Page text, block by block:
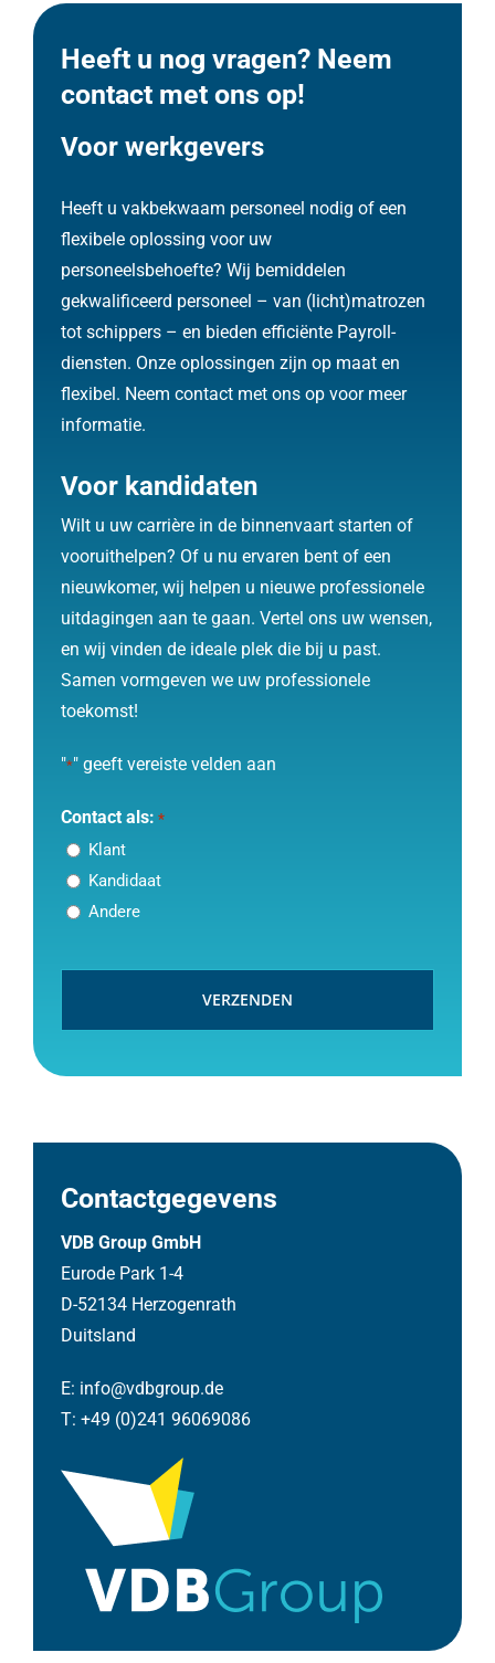
Heeft u nog vragen? Neem
contact met ons op!
Voor werkgevers
Heeft u vakbekwaam personeel nodig of een
flexibele oplossing voor uw
personeelsbehoefte? Wij bemiddelen
gekwalificeerd personeel – van (licht)matrozen
tot schippers – en bieden efficiënte Payroll-
diensten. Onze oplossingen zijn op maat en
flexibel. Neem contact met ons op voor meer
informatie.
Voor kandidaten
Wilt u uw carrière in de binnenvaart starten of
vooruithelpen? Of u nu ervaren bent of een
nieuwkomer, wij helpen u nieuwe professionele
uitdagingen aan te gaan. Vertel ons uw wensen,
en wij vinden de ideale plek die bij u past.
Samen vormgeven we uw professionele
toekomst!
"*" geeft vereiste velden aan
Contact als: *
Klant
Kandidaat
Andere
Contactgegevens
VDB Group GmbH
Eurode Park 1-4
D-52134 Herzogenrath
Duitsland
E: info@vdbgroup.de
T: +49 (0)241 96069086